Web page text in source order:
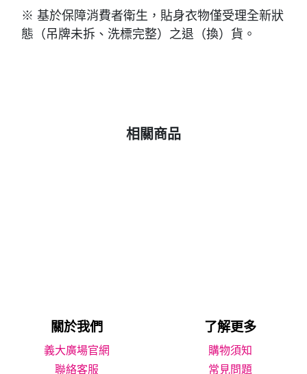
※ 基於保障消費者衛生，貼身衣物僅受理全新狀
態（吊牌未拆、洗標完整）之退（換）貨。
相關商品
關於我們 了解更多
義大廣場官網
購物須知
聯絡客服
常見問題